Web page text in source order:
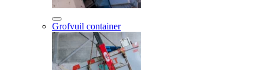
Grofvuil container